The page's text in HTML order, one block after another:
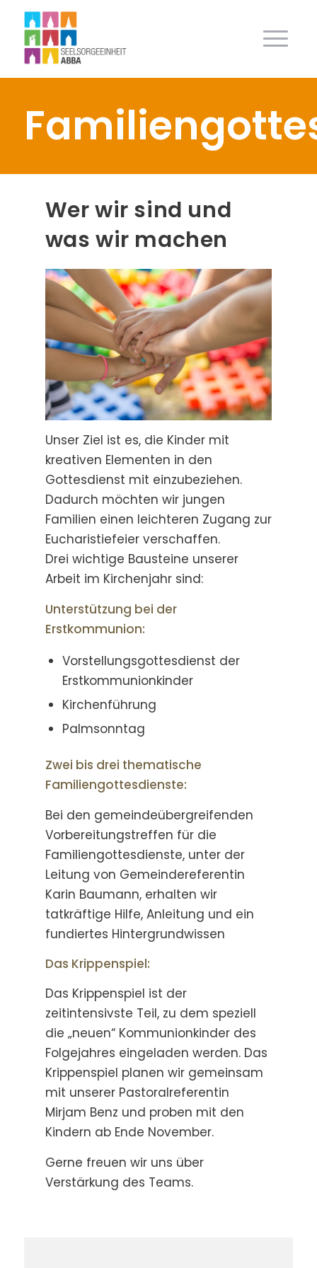
Wer wir sind und
was wir machen
Unser Ziel ist es, die Kinder mit
kreativen Elementen in den
Gottesdienst mit einzubeziehen.
Dadurch möchten wir jungen
Familien einen leichteren Zugang zur
Eucharistiefeier verschaffen.
Drei wichtige Bausteine unserer
Arbeit im Kirchenjahr sind:
Unterstützung bei der
Erstkommunion:
Vorstellungsgottesdienst der
Erstkommunionkinder
Kirchenführung
Palmsonntag
Zwei bis drei thematische
Familiengottesdienste:
Bei den gemeindeübergreifenden
Vorbereitungstreffen für die
Familiengottesdienste, unter der
Leitung von Gemeindereferentin
Karin Baumann, erhalten wir
tatkräftige Hilfe, Anleitung und ein
fundiertes Hintergrundwissen
Das Krippenspiel:
Das Krippenspiel ist der
zeitintensivste Teil, zu dem speziell
die „neuen“ Kommunionkinder des
Folgejahres eingeladen werden. Das
Krippenspiel planen wir gemeinsam
mit unserer Pastoralreferentin
Mirjam Benz und proben mit den
Kindern ab Ende November.
Gerne freuen wir uns über
Verstärkung des Teams.